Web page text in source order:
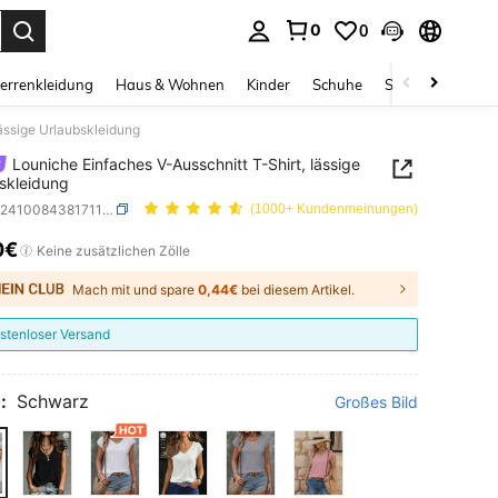
0 0
Haus & Wohnen Kinder Schuhe Schmuck &
Urlaubskleidung
Louniche Einfaches V-Ausschnitt T-Shirt, lässige
SKU: sz2410084381711476 (1000+ Kundenmeinungen)
AND AVAILABILITY
Keine zusätzlichen Zölle
Mach mit und spare 0,44€ bei diesem Artikel.
Versand
Schwarz Großes Bild